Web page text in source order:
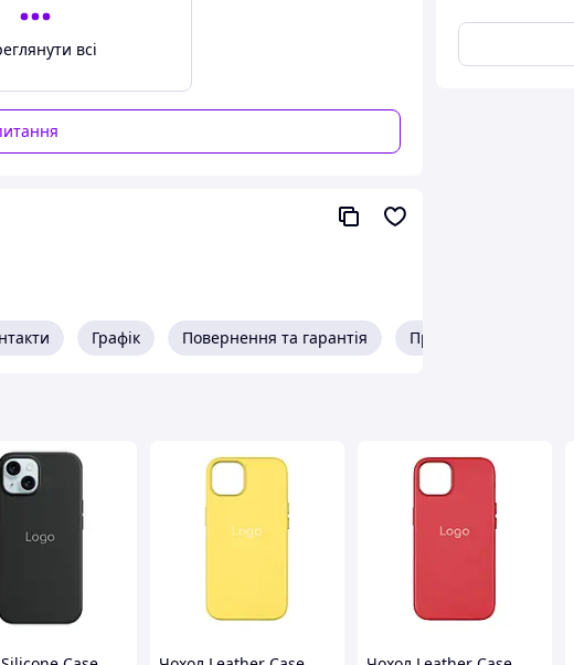
з високоякісних матеріалів, чохол
впливу, а полікарбонатна рамка чохла
всі
Графік Повернення та гарантія Про продавця